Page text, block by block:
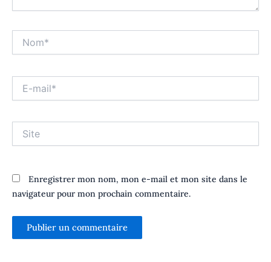
mail*
Enregistrer mon nom, mon e-mail et mon site dans le
navigateur pour mon prochain commentaire.